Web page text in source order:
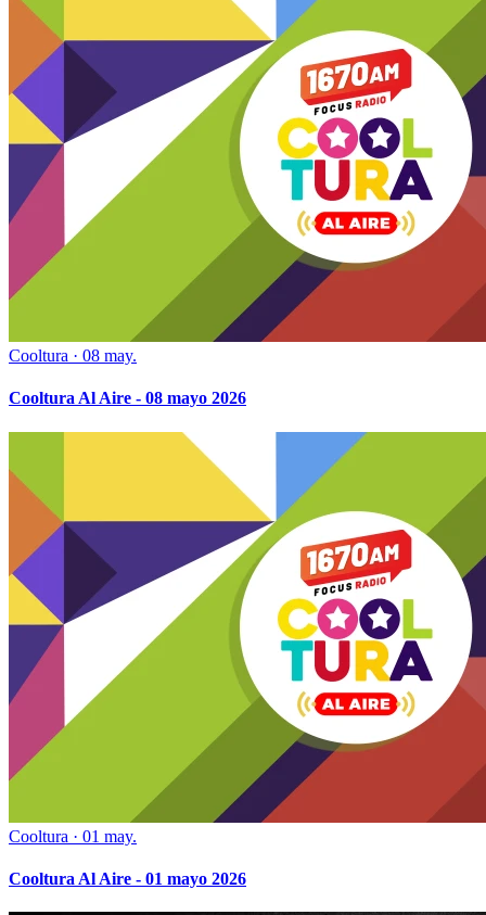
Cooltura · 08 may.
Cooltura Al Aire - 08 mayo 2026
Cooltura · 01 may.
Cooltura Al Aire - 01 mayo 2026